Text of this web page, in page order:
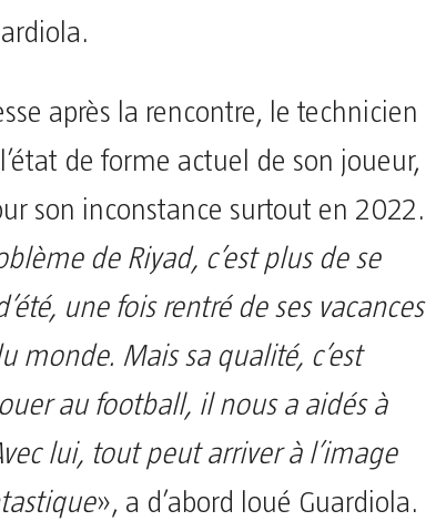
après la rencontre, le technicien
de forme actuel de son joueur,
son inconstance surtout en 2022.
de Riyad, c’est plus de se
une fois rentré de ses vacances
monde. Mais sa qualité, c’est
au football, il nous a aidés à
lui, tout peut arriver à l’image
», a d’abord loué Guardiola.